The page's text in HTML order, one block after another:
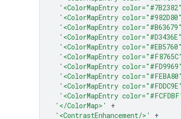
'<ColorMapEntry
'<ColorMapEntry
'<ColorMapEntry
'<ColorMapEntry
'<ColorMapEntry
'<ColorMapEntry
'<ColorMapEntry
'<ColorMapEntry
'<ColorMapEntry
'<ColorMapEntry
'</ColorMap>'
+
'<ContrastEnhancement/>'
+